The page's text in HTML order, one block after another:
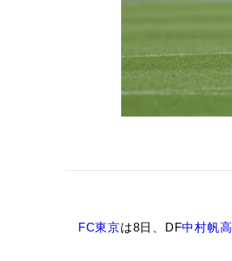
FC東京は8日、DF中村帆高